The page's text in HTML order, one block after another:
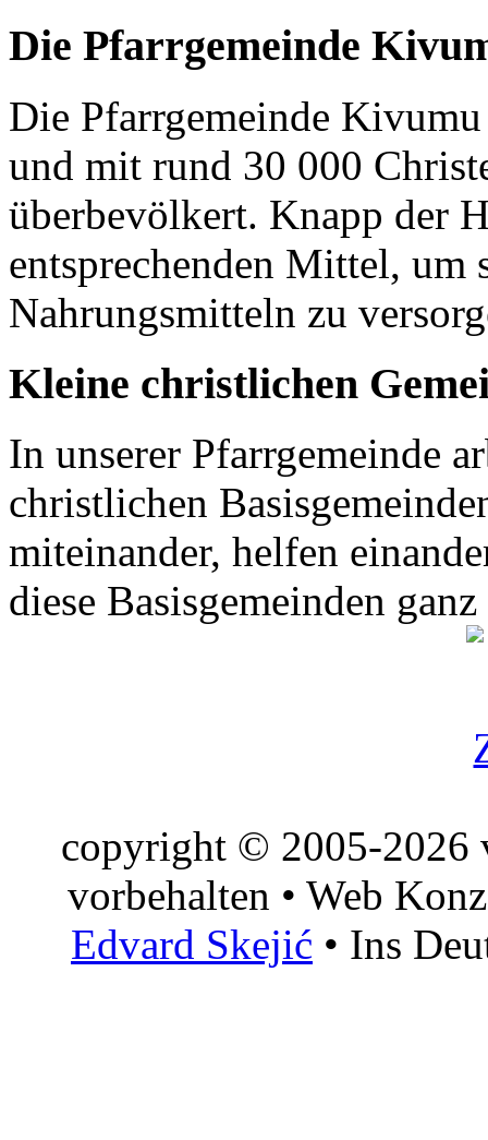
Die Pfarrgemeinde
Die Pfarrgemeinde
und mit rund 30 000
überbevölkert. Knapp der
entsprechenden Mittel, um
Nahrungsmitteln zu
Kleine christlichen
In unserer Pfarrgemeinde
christlichen
miteinander, helfen
diese Basisgemeinden
copyright © 2005-2026
vorbehalten • Web
Edvard Skejić • Ins